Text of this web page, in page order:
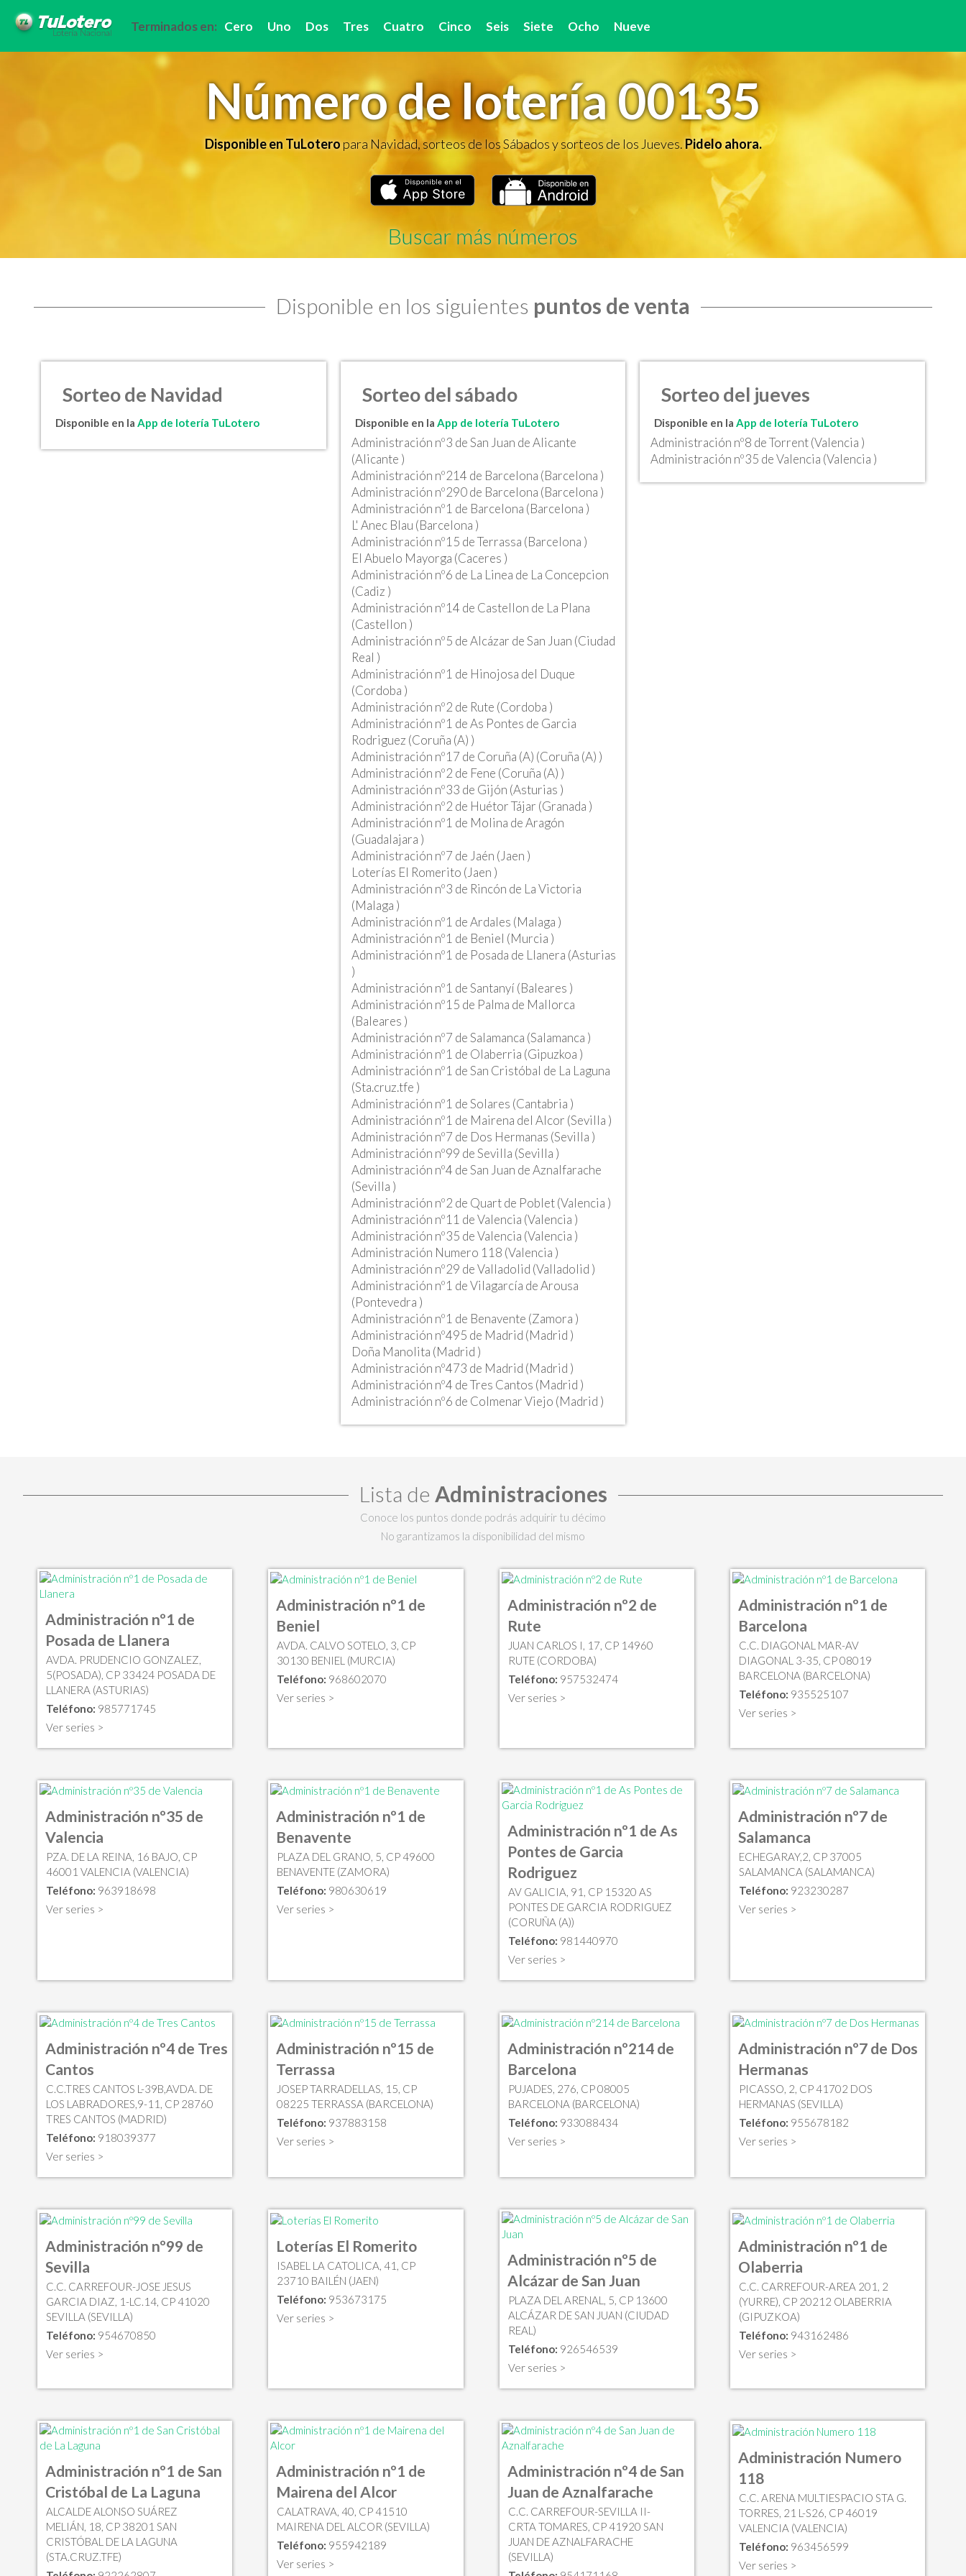
Terminados en: Cero Uno Dos Tres Cuatro Cinco Seis Siete Ocho Nueve
Número de lotería 00135
Disponible en TuLoteropara Navidad, sorteos de los Sábados y sorteos de los Jueves.Pidelo ahora.
Buscar más números
Disponible en los siguientes puntos de venta
Sorteo de Navidad
Disponible en la App de lotería TuLotero
Sorteo del sábado
Disponible en la App de lotería TuLotero
Administración nº3 de San Juan de Alicante
(Alicante )
Administración nº214 de Barcelona (Barcelona )
Administración nº290 de Barcelona (Barcelona )
Administración nº1 de Barcelona (Barcelona )
L' Anec Blau (Barcelona )
Administración nº15 de Terrassa (Barcelona )
El Abuelo Mayorga (Caceres )
Administración nº6 de La Linea de La Concepcion
(Cadiz )
Administración nº14 de Castellon de La Plana
(Castellon )
Administración nº5 de Alcázar de San Juan (Ciudad
Real )
Administración nº1 de Hinojosa del Duque
(Cordoba )
Administración nº2 de Rute (Cordoba )
Administración nº1 de As Pontes de Garcia
Rodriguez (Coruña (A) )
Administración nº17 de Coruña (A) (Coruña (A) )
Administración nº2 de Fene (Coruña (A) )
Administración nº33 de Gijón (Asturias )
Administración nº2 de Huétor Tájar (Granada )
Administración nº1 de Molina de Aragón
(Guadalajara )
Administración nº7 de Jaén (Jaen )
Loterías El Romerito (Jaen )
Administración nº3 de Rincón de La Victoria
(Malaga )
Administración nº1 de Ardales (Malaga )
Administración nº1 de Beniel (Murcia )
Administración nº1 de Posada de Llanera (Asturias
)
Administración nº1 de Santanyí (Baleares )
Administración nº15 de Palma de Mallorca
(Baleares )
Administración nº7 de Salamanca (Salamanca )
Administración nº1 de Olaberria (Gipuzkoa )
Administración nº1 de San Cristóbal de La Laguna
(Sta.cruz.tfe )
Administración nº1 de Solares (Cantabria )
Administración nº1 de Mairena del Alcor (Sevilla )
Administración nº7 de Dos Hermanas (Sevilla )
Administración nº99 de Sevilla (Sevilla )
Administración nº4 de San Juan de Aznalfarache
(Sevilla )
Administración nº2 de Quart de Poblet (Valencia )
Administración nº11 de Valencia (Valencia )
Administración nº35 de Valencia (Valencia )
Administración Numero 118 (Valencia )
Administración nº29 de Valladolid (Valladolid )
Administración nº1 de Vilagarcía de Arousa
(Pontevedra )
Administración nº1 de Benavente (Zamora )
Administración nº495 de Madrid (Madrid )
Doña Manolita (Madrid )
Administración nº473 de Madrid (Madrid )
Administración nº4 de Tres Cantos (Madrid )
Administración nº6 de Colmenar Viejo (Madrid )
Sorteo del jueves
Disponible en laApp de lotería TuLotero
Administración nº8 de Torrent (Valencia )
Administración nº35 de Valencia (Valencia )
Lista de Administraciones
Conoce los puntos donde podrás adquirir tu décimo
No garantizamos la disponibilidad del mismo
Administración nº1 de
Posada de Llanera
AVDA. PRUDENCIO GONZALEZ,
5(POSADA), CP 33424 POSADA DE
LLANERA (ASTURIAS)
Teléfono: 985771745
Ver series >
Administración nº1 de
Beniel
AVDA. CALVO SOTELO, 3, CP
30130 BENIEL (MURCIA)
Teléfono: 968602070
Ver series >
Administración nº2 de
Rute
JUAN CARLOS I, 17, CP 14960
RUTE (CORDOBA)
Teléfono: 957532474
Ver series >
Administración nº1 de
Barcelona
C.C. DIAGONAL MAR-AV
DIAGONAL 3-35, CP 08019
BARCELONA (BARCELONA)
Teléfono: 935525107
Ver series >
Administración nº35 de
Valencia
PZA. DE LA REINA, 16 BAJO, CP
46001 VALENCIA (VALENCIA)
Teléfono: 963918698
Ver series >
Administración nº1 de
Benavente
PLAZA DEL GRANO, 5, CP 49600
BENAVENTE (ZAMORA)
Teléfono: 980630619
Ver series >
Administración nº1 de As
Pontes de Garcia
Rodriguez
AV GALICIA, 91, CP 15320 AS
PONTES DE GARCIA RODRIGUEZ
(CORUÑA (A))
Teléfono: 981440970
Ver series >
Administración nº7 de
Salamanca
ECHEGARAY,2, CP 37005
SALAMANCA (SALAMANCA)
Teléfono: 923230287
Ver series >
Administración nº4 de Tres
Cantos
C.C.TRES CANTOS L-39B,AVDA. DE
LOS LABRADORES,9-11, CP 28760
TRES CANTOS (MADRID)
Teléfono: 918039377
Ver series >
Administración nº15 de
Terrassa
JOSEP TARRADELLAS, 15, CP
08225 TERRASSA (BARCELONA)
Teléfono: 937883158
Ver series >
Administración nº214 de
Barcelona
PUJADES, 276, CP 08005
BARCELONA (BARCELONA)
Teléfono: 933088434
Ver series >
Administración nº7 de Dos
Hermanas
PICASSO, 2, CP 41702 DOS
HERMANAS (SEVILLA)
Teléfono: 955678182
Ver series >
Administración nº99 de
Sevilla
C.C. CARREFOUR-JOSE JESUS
GARCIA DIAZ, 1-LC.14, CP 41020
SEVILLA (SEVILLA)
Teléfono: 954670850
Ver series >
Loterías El Romerito
ISABEL LA CATOLICA, 41, CP
23710 BAILÉN (JAEN)
Teléfono: 953673175
Ver series >
Administración nº5 de
Alcázar de San Juan
PLAZA DEL ARENAL, 5, CP 13600
ALCÁZAR DE SAN JUAN (CIUDAD
REAL)
Teléfono: 926546539
Ver series >
Administración nº1 de
Olaberria
C.C. CARREFOUR-AREA 201, 2
(YURRE), CP 20212 OLABERRIA
(GIPUZKOA)
Teléfono: 943162486
Ver series >
Administración nº1 de San
Cristóbal de La Laguna
ALCALDE ALONSO SUÁREZ
MELIÁN, 18, CP 38201 SAN
CRISTÓBAL DE LA LAGUNA
(STA.CRUZ.TFE)
Administración nº1 de
Mairena del Alcor
CALATRAVA, 40, CP 41510
MAIRENA DEL ALCOR (SEVILLA)
Teléfono: 955942189
Ver series >
Administración nº4 de San
Juan de Aznalfarache
C.C. CARREFOUR-SEVILLA II-
CRTA TOMARES, CP 41920 SAN
JUAN DE AZNALFARACHE
(SEVILLA)
Administración Numero
118
C.C. ARENA MULTIESPACIO STA G.
TORRES, 21 L-S26, CP 46019
VALENCIA (VALENCIA)
Teléfono: 963456599
Ver series >